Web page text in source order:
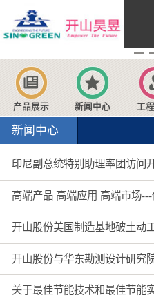
产品展示 新闻中心 工
新闻中心
印尼副总统特别助理率团访问
开山股份美国制造基地破土动
关于最佳节能技术和最佳节能